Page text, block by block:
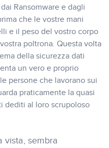
Ransomware e dagli
che le vostre mani
e il peso del vostro corpo
poltrona. Questa volta
della sicurezza dati
un vero e proprio
persone che lavorano sui
praticamente la quasi
dediti al loro scrupoloso
vista, sembra